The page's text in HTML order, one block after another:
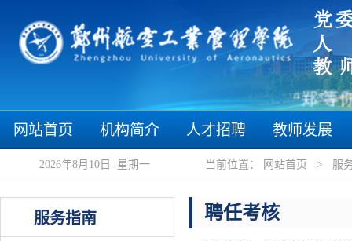
“郑”等你
网站首页 机构简介 人才招聘 教师发展
2026年8月10日 星期一 当前位置： 网站首页 > 服
服务指南 聘任考核